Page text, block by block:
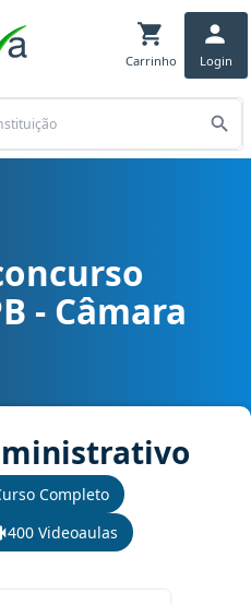
Carrinho Login
- Câmara Municipal cargo
- Câmara
Completo
400 Videoaulas